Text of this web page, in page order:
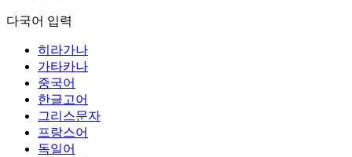
다국어 입력
히라가나
가타카나
중국어
한글고어
그리스문자
프랑스어
독일어